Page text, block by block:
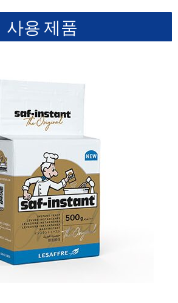
사용 제품